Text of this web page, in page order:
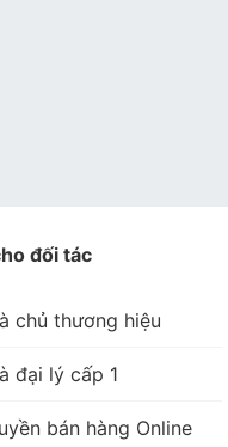
đối tác
chủ thương hiệu
đại lý cấp 1
bán hàng Online